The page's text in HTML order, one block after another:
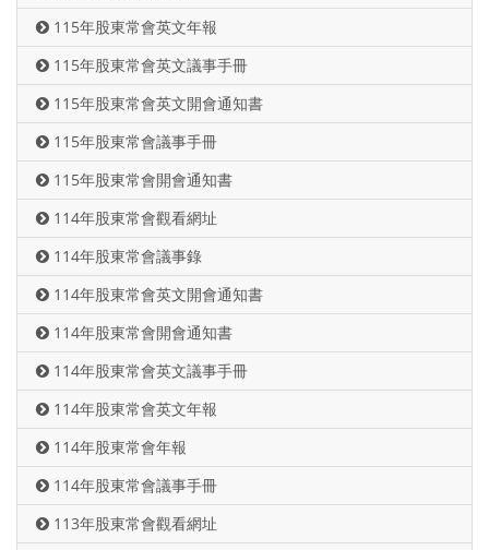
115年股東常會英文年報
115年股東常會英文議事手冊
115年股東常會英文開會通知書
115年股東常會議事手冊
115年股東常會開會通知書
114年股東常會觀看網址
114年股東常會議事錄
114年股東常會英文開會通知書
114年股東常會開會通知書
114年股東常會英文議事手冊
114年股東常會英文年報
114年股東常會年報
114年股東常會議事手冊
113年股東常會觀看網址